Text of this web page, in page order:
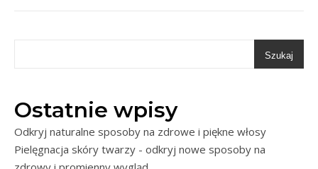
Szukaj
Ostatnie wpisy
Odkryj naturalne sposoby na zdrowe i piękne włosy
Pielęgnacja skóry twarzy - odkryj nowe sposoby na